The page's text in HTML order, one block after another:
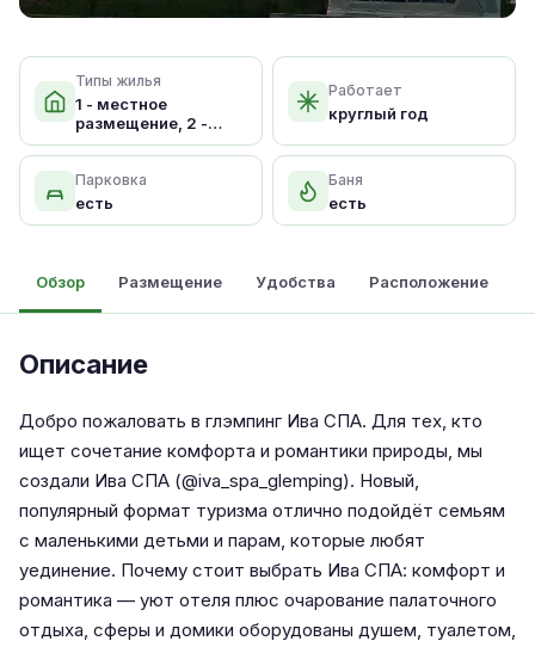
Типы жилья
1 - местное
размещение, 2 -
местное размещени
Работает
круглый год
Парковка
есть
Баня
есть
Обзор Размещение Удобства Расположение
Описание
Добро пожаловать в глэмпинг Ива СПА. Для тех, кто
ищет сочетание комфорта и романтики природы, мы
создали Ива СПА (@iva_spa_glemping). Новый,
популярный формат туризма отлично подойдёт семьям
с маленькими детьми и парам, которые любят
уединение. Почему стоит выбрать Ива СПА: комфорт и
романтика — уют отеля плюс очарование палаточного
отдыха, сферы и домики оборудованы душем, туалетом,